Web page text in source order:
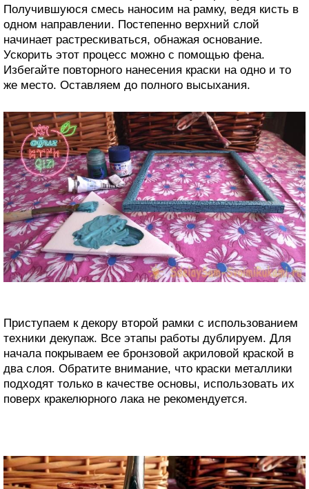
Получившуюся смесь наносим на рамку, ведя кисть в
одном направлении. Постепенно верхний слой
начинает растрескиваться, обнажая основание.
Ускорить этот процесс можно с помощью фена.
Избегайте повторного нанесения краски на одно и то
же место. Оставляем до полного высыхания.
Приступаем к декору второй рамки с использованием
техники декупаж. Все этапы работы дублируем. Для
начала покрываем ее бронзовой акриловой краской в
два слоя. Обратите внимание, что краски металлики
подходят только в качестве основы, использовать их
поверх кракелюрного лака не рекомендуется.